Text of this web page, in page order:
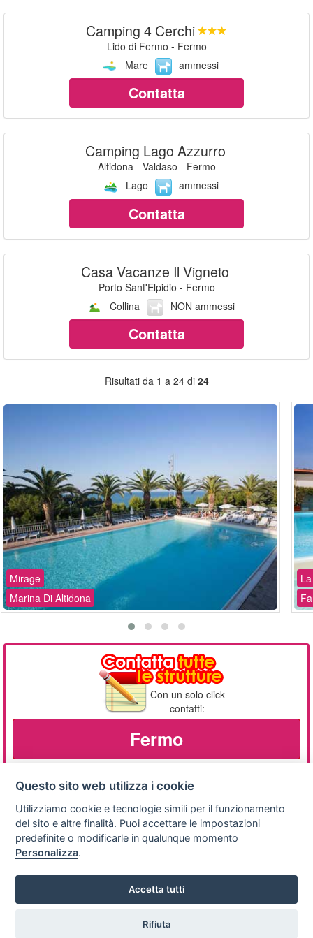
Camping 4 Cerchi
Lido di Fermo - Fermo
Mare
ammessi
Contatta
Camping Lago Azzurro
Altidona - Valdaso - Fermo
Lago
ammessi
Contatta
Casa Vacanze Il Vigneto
Porto Sant'Elpidio - Fermo
Collina
NON ammessi
Contatta
Risultati da 1 a 24 di 24
Mirage
Marina Di Altidona
Con un solo click
contatti:
Fermo
Privacy
policy
Avviso
legale
Scrivici
Preferenze cookie
Copyright © 2008
SVILUPPO TURISMO ITALIA S.r.L. unipersonale
P.IVA: 01665350433 - R.E.A. FM-195884 Via A. Costa, 2
Questo sito web utilizza i cookie
Utilizziamo cookie e tecnologie simili per il funzionamento
del sito e altre finalità. Puoi accettare le impostazioni
predefinite o modificarle in qualunque momento
Personalizza.
Accetta tutti
Rifiuta